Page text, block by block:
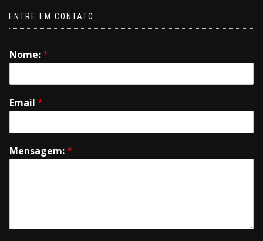
ENTRE EM CONTATO
Nome:*
Email *
Mensagem:*